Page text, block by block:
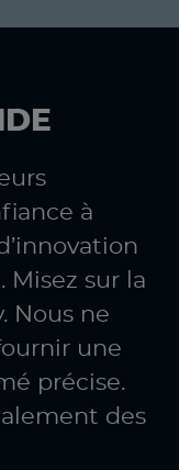
à
Misez sur la
Nous ne
une
précise.
des